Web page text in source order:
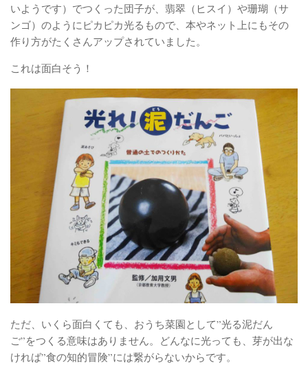
いようです）でつくった団子が、翡翠（ヒスイ）や珊瑚（サ
ンゴ）のようにピカピカ光るもので、本やネット上にもその
作り方がたくさんアップされていました。
これは面白そう！
ただ、いくら面白くても、おうち菜園として”光る泥だん
ご”をつくる意味はありません。どんなに光っても、芽が出な
ければ”食の知的冒険”には繋がらないからです。